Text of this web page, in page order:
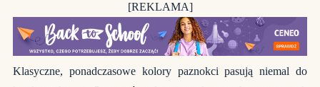
[REKLAMA]
Klasyczne, ponadczasowe kolory paznokci pasują niemal do